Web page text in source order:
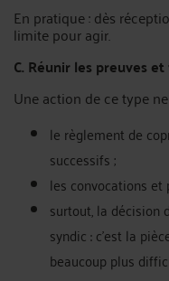
En pratique : dès
limite pour agir.
C. Réunir les preuves
Une action de ce type
le règlement de
successifs ;
les convocations et
surtout, la décision
syndic : c’est la
beaucoup plus